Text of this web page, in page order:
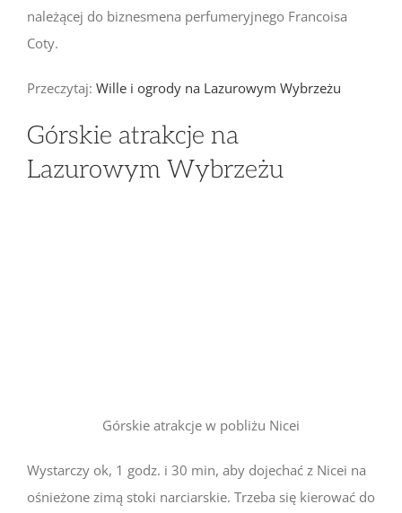
należącej do biznesmena perfumeryjnego Francoisa
Coty.
Przeczytaj: Wille i ogrody na Lazurowym Wybrzeżu
Górskie atrakcje na
Lazurowym Wybrzeżu
Górskie atrakcje w pobliżu Nicei
Wystarczy ok, 1 godz. i 30 min, aby dojechać z Nicei na
ośnieżone zimą stoki narciarskie. Trzeba się kierować do